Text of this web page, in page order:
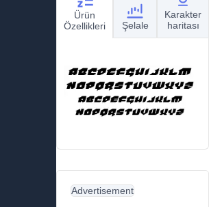
Ürün
Özellikleri
Şelale
Karakter
haritası
Advertisement